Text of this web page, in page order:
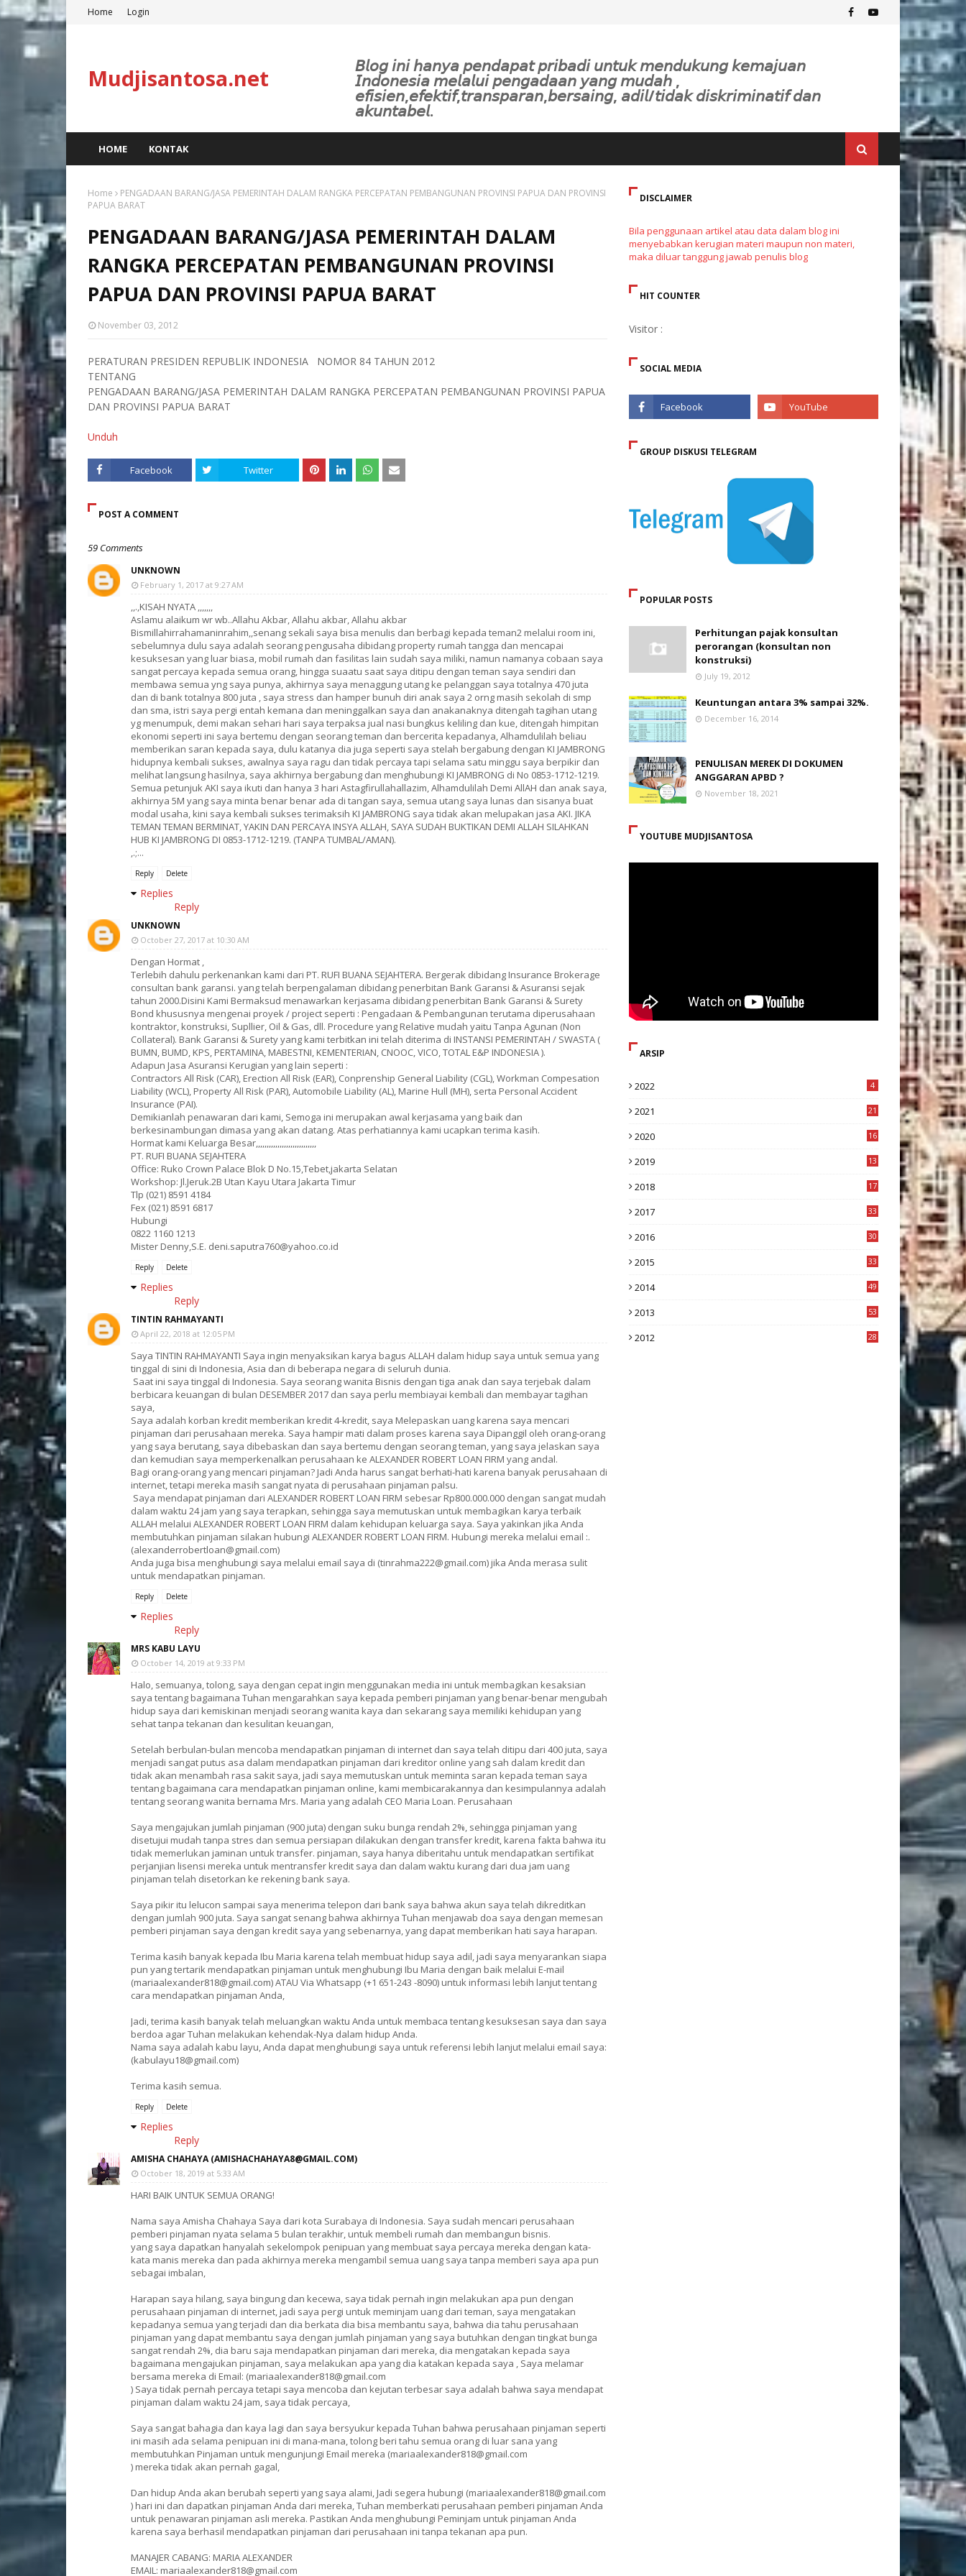
Home Login
Mudjisantosa.net 𝘉𝘭𝘰𝘨 𝘪𝘯𝘪 𝘩𝘢𝘯𝘺𝘢 𝘱𝘦𝘯𝘥𝘢𝘱𝘢𝘵 𝘱𝘳𝘪𝘣𝘢𝘥𝘪 𝘶𝘯𝘵𝘶𝘬 𝘮𝘦𝘯𝘥𝘶𝘬𝘶𝘯𝘨 𝘬𝘦𝘮𝘢𝘫𝘶𝘢𝘯
𝘐𝘯𝘥𝘰𝘯𝘦𝘴𝘪𝘢 𝘮𝘦𝘭𝘢𝘭𝘶𝘪 𝘱𝘦𝘯𝘨𝘢𝘥𝘢𝘢𝘯 𝘺𝘢𝘯𝘨 𝘮𝘶𝘥𝘢𝘩 ,
𝘦𝘧𝘪𝘴𝘪𝘦𝘯,𝘦𝘧𝘦𝘬𝘵𝘪𝘧,𝘵𝘳𝘢𝘯𝘴𝘱𝘢𝘳𝘢𝘯,𝘣𝘦𝘳𝘴𝘢𝘪𝘯𝘨, 𝘢𝘥𝘪𝘭/𝘵𝘪𝘥𝘢𝘬 𝘥𝘪𝘴𝘬𝘳𝘪𝘮𝘪𝘯𝘢𝘵𝘪𝘧 𝘥𝘢𝘯
𝘢𝘬𝘶𝘯𝘵𝘢𝘣𝘦𝘭.
HOME KONTAK
Home
PENGADAAN BARANG/JASA PEMERINTAH DALAM RANGKA PERCEPATAN PEMBANGUNAN PROVINSI PAPUA DAN PROVINSI
PAPUA BARAT
PENGADAAN BARANG/JASA PEMERINTAH DALAM
RANGKA PERCEPATAN PEMBANGUNAN PROVINSI
PAPUA DAN PROVINSI PAPUA BARAT
November 03, 2012
PERATURAN PRESIDEN REPUBLIK INDONESIA NOMOR 84 TAHUN 2012
TENTANG
PENGADAAN BARANG/JASA PEMERINTAH DALAM RANGKA PERCEPATAN PEMBANGUNAN PROVINSI PAPUA
DAN PROVINSI PAPUA BARAT
Unduh
Facebook Twitter
POST A COMMENT
59 Comments
UNKNOWN
February 1, 2017 at 9:27 AM
,,.,KISAH NYATA ,,,,,,,
Aslamu alaikum wr wb..Allahu Akbar, Allahu akbar, Allahu akbar
Bismillahirrahamaninrahim,,senang sekali saya bisa menulis dan berbagi kepada teman2 melalui room ini,
sebelumnya dulu saya adalah seorang pengusaha dibidang property rumah tangga dan mencapai
kesuksesan yang luar biasa, mobil rumah dan fasilitas lain sudah saya miliki, namun namanya cobaan saya
sangat percaya kepada semua orang, hingga suaatu saat saya ditipu dengan teman saya sendiri dan
membawa semua yng saya punya, akhirnya saya menaggung utang ke pelanggan saya totalnya 470 juta
dan di bank totalnya 800 juta , saya stress dan hamper bunuh diri anak saya 2 orng masih sekolah di smp
dan sma, istri saya pergi entah kemana dan meninggalkan saya dan anakanaknya ditengah tagihan utang
yg menumpuk, demi makan sehari hari saya terpaksa jual nasi bungkus keliling dan kue, ditengah himpitan
ekonomi seperti ini saya bertemu dengan seorang teman dan bercerita kepadanya, Alhamdulilah beliau
memberikan saran kepada saya, dulu katanya dia juga seperti saya stelah bergabung dengan KI JAMBRONG
hidupnya kembali sukses, awalnya saya ragu dan tidak percaya tapi selama satu minggu saya berpikir dan
melihat langsung hasilnya, saya akhirnya bergabung dan menghubungi KI JAMBRONG di No 0853-1712-1219.
Semua petunjuk AKI saya ikuti dan hanya 3 hari Astagfirullahallazim, Alhamdulilah Demi AllAH dan anak saya,
akhirnya 5M yang saya minta benar benar ada di tangan saya, semua utang saya lunas dan sisanya buat
modal usaha, kini saya kembali sukses terimaksih KI JAMBRONG saya tidak akan melupakan jasa AKI. JIKA
TEMAN TEMAN BERMINAT, YAKIN DAN PERCAYA INSYA ALLAH, SAYA SUDAH BUKTIKAN DEMI ALLAH SILAHKAN
HUB KI JAMBRONG DI 0853-1712-1219. (TANPA TUMBAL/AMAN).
,.;...
Reply Delete
Replies
Reply
UNKNOWN
October 27, 2017 at 10:30 AM
Dengan Hormat ,
Terlebih dahulu perkenankan kami dari PT. RUFI BUANA SEJAHTERA. Bergerak dibidang Insurance Brokerage
consultan bank garansi. yang telah berpengalaman dibidang penerbitan Bank Garansi & Asuransi sejak
tahun 2000.Disini Kami Bermaksud menawarkan kerjasama dibidang penerbitan Bank Garansi & Surety
Bond khususnya mengenai proyek / project seperti : Pengadaan & Pembangunan terutama diperusahaan
kontraktor, konstruksi, Supllier, Oil & Gas, dll. Procedure yang Relative mudah yaitu Tanpa Agunan (Non
Collateral). Bank Garansi & Surety yang kami terbitkan ini telah diterima di INSTANSI PEMERINTAH / SWASTA (
BUMN, BUMD, KPS, PERTAMINA, MABESTNI, KEMENTERIAN, CNOOC, VICO, TOTAL E&P INDONESIA ).
Adapun Jasa Asuransi Kerugian yang lain seperti :
Contractors All Risk (CAR), Erection All Risk (EAR), Conprenship General Liability (CGL), Workman Compesation
Liability (WCL), Property All Risk (PAR), Automobile Liability (AL), Marine Hull (MH), serta Personal Accident
Insurance (PAI).
Demikianlah penawaran dari kami, Semoga ini merupakan awal kerjasama yang baik dan
berkesinambungan dimasa yang akan datang. Atas perhatiannya kami ucapkan terima kasih.
Hormat kami Keluarga Besar,,,,,,,,,,,,,,,,,,,,,,,,,,,,
PT. RUFI BUANA SEJAHTERA
Office: Ruko Crown Palace Blok D No.15,Tebet,jakarta Selatan
Workshop: Jl.Jeruk.2B Utan Kayu Utara Jakarta Timur
Tlp (021) 8591 4184
Fex (021) 8591 6817
Hubungi
0822 1160 1213
Mister Denny,S.E. deni.saputra760@yahoo.co.id
Reply Delete
Replies
Reply
TINTIN RAHMAYANTI
April 22, 2018 at 12:05 PM
Saya TINTIN RAHMAYANTI Saya ingin menyaksikan karya bagus ALLAH dalam hidup saya untuk semua yang
tinggal di sini di Indonesia, Asia dan di beberapa negara di seluruh dunia.
Saat ini saya tinggal di Indonesia. Saya seorang wanita Bisnis dengan tiga anak dan saya terjebak dalam
berbicara keuangan di bulan DESEMBER 2017 dan saya perlu membiayai kembali dan membayar tagihan
saya,
Saya adalah korban kredit memberikan kredit 4-kredit, saya Melepaskan uang karena saya mencari
pinjaman dari perusahaan mereka. Saya hampir mati dalam proses karena saya Dipanggil oleh orang-orang
yang saya berutang, saya dibebaskan dan saya bertemu dengan seorang teman, yang saya jelaskan saya
dan kemudian saya memperkenalkan perusahaan ke ALEXANDER ROBERT LOAN FIRM yang andal.
Bagi orang-orang yang mencari pinjaman? Jadi Anda harus sangat berhati-hati karena banyak perusahaan di
internet, tetapi mereka masih sangat nyata di perusahaan pinjaman palsu.
Saya mendapat pinjaman dari ALEXANDER ROBERT LOAN FIRM sebesar Rp800.000.000 dengan sangat mudah
dalam waktu 24 jam yang saya terapkan, sehingga saya memutuskan untuk membagikan karya terbaik
ALLAH melalui ALEXANDER ROBERT LOAN FIRM dalam kehidupan keluarga saya. Saya yakinkan jika Anda
membutuhkan pinjaman silakan hubungi ALEXANDER ROBERT LOAN FIRM. Hubungi mereka melalui email :.
(alexanderrobertloan@gmail.com)
Anda juga bisa menghubungi saya melalui email saya di (tinrahma222@gmail.com) jika Anda merasa sulit
untuk mendapatkan pinjaman.
Reply Delete
Replies
Reply
MRS KABU LAYU
October 14, 2019 at 9:33 PM
Halo, semuanya, tolong, saya dengan cepat ingin menggunakan media ini untuk membagikan kesaksian
saya tentang bagaimana Tuhan mengarahkan saya kepada pemberi pinjaman yang benar-benar mengubah
hidup saya dari kemiskinan menjadi seorang wanita kaya dan sekarang saya memiliki kehidupan yang
sehat tanpa tekanan dan kesulitan keuangan,
Setelah berbulan-bulan mencoba mendapatkan pinjaman di internet dan saya telah ditipu dari 400 juta, saya
menjadi sangat putus asa dalam mendapatkan pinjaman dari kreditor online yang sah dalam kredit dan
tidak akan menambah rasa sakit saya, jadi saya memutuskan untuk meminta saran kepada teman saya
tentang bagaimana cara mendapatkan pinjaman online, kami membicarakannya dan kesimpulannya adalah
tentang seorang wanita bernama Mrs. Maria yang adalah CEO Maria Loan. Perusahaan
Saya mengajukan jumlah pinjaman (900 juta) dengan suku bunga rendah 2%, sehingga pinjaman yang
disetujui mudah tanpa stres dan semua persiapan dilakukan dengan transfer kredit, karena fakta bahwa itu
tidak memerlukan jaminan untuk transfer. pinjaman, saya hanya diberitahu untuk mendapatkan sertifikat
perjanjian lisensi mereka untuk mentransfer kredit saya dan dalam waktu kurang dari dua jam uang
pinjaman telah disetorkan ke rekening bank saya.
Saya pikir itu lelucon sampai saya menerima telepon dari bank saya bahwa akun saya telah dikreditkan
dengan jumlah 900 juta. Saya sangat senang bahwa akhirnya Tuhan menjawab doa saya dengan memesan
pemberi pinjaman saya dengan kredit saya yang sebenarnya, yang dapat memberikan hati saya harapan.
Terima kasih banyak kepada Ibu Maria karena telah membuat hidup saya adil, jadi saya menyarankan siapa
pun yang tertarik mendapatkan pinjaman untuk menghubungi Ibu Maria dengan baik melalui E-mail
(mariaalexander818@gmail.com) ATAU Via Whatsapp (+1 651-243 -8090) untuk informasi lebih lanjut tentang
cara mendapatkan pinjaman Anda,
Jadi, terima kasih banyak telah meluangkan waktu Anda untuk membaca tentang kesuksesan saya dan saya
berdoa agar Tuhan melakukan kehendak-Nya dalam hidup Anda.
Nama saya adalah kabu layu, Anda dapat menghubungi saya untuk referensi lebih lanjut melalui email saya:
(kabulayu18@gmail.com)
Terima kasih semua.
Reply Delete
Replies
Reply
AMISHA CHAHAYA (AMISHACHAHAYA8@GMAIL.COM)
October 18, 2019 at 5:33 AM
HARI BAIK UNTUK SEMUA ORANG!
Nama saya Amisha Chahaya Saya dari kota Surabaya di Indonesia. Saya sudah mencari perusahaan
pemberi pinjaman nyata selama 5 bulan terakhir, untuk membeli rumah dan membangun bisnis.
yang saya dapatkan hanyalah sekelompok penipuan yang membuat saya percaya mereka dengan kata-
kata manis mereka dan pada akhirnya mereka mengambil semua uang saya tanpa memberi saya apa pun
sebagai imbalan,
Harapan saya hilang, saya bingung dan kecewa, saya tidak pernah ingin melakukan apa pun dengan
perusahaan pinjaman di internet, jadi saya pergi untuk meminjam uang dari teman, saya mengatakan
kepadanya semua yang terjadi dan dia berkata dia bisa membantu saya, bahwa dia tahu perusahaan
pinjaman yang dapat membantu saya dengan jumlah pinjaman yang saya butuhkan dengan tingkat bunga
sangat rendah 2%, dia baru saja mendapatkan pinjaman dari mereka, dia mengatakan kepada saya
bagaimana mengajukan pinjaman, saya melakukan apa yang dia katakan kepada saya , Saya melamar
bersama mereka di Email: (mariaalexander818@gmail.com
) Saya tidak pernah percaya tetapi saya mencoba dan kejutan terbesar saya adalah bahwa saya mendapat
pinjaman dalam waktu 24 jam, saya tidak percaya,
Saya sangat bahagia dan kaya lagi dan saya bersyukur kepada Tuhan bahwa perusahaan pinjaman seperti
ini masih ada selama penipuan ini di mana-mana, tolong beri tahu semua orang di luar sana yang
membutuhkan Pinjaman untuk mengunjungi Email mereka (mariaalexander818@gmail.com
) mereka tidak akan pernah gagal,
Dan hidup Anda akan berubah seperti yang saya alami, Jadi segera hubungi (mariaalexander818@gmail.com
) hari ini dan dapatkan pinjaman Anda dari mereka, Tuhan memberkati perusahaan pemberi pinjaman Anda
untuk penawaran pinjaman asli mereka. Pastikan Anda menghubungi Peminjam untuk pinjaman Anda
karena saya berhasil mendapatkan pinjaman dari perusahaan ini tanpa tekanan apa pun.
MANAJER CABANG: MARIA ALEXANDER
EMAIL: mariaalexander818@gmail.com
DISCLAIMER
Bila penggunaan artikel atau data dalam blog ini
menyebabkan kerugian materi maupun non materi,
maka diluar tanggung jawab penulis blog
HIT COUNTER
Visitor :
SOCIAL MEDIA
GROUP DISKUSI TELEGRAM
POPULAR POSTS
Perhitungan pajak konsultan
perorangan (konsultan non
konstruksi)
July 19, 2012
Keuntungan antara 3% sampai 32%.
December 16, 2014
PENULISAN MEREK DI DOKUMEN
ANGGARAN APBD ?
November 18, 2021
YOUTUBE MUDJISANTOSA
ARSIP
2022 4
2021 21
2020
16
2019
13
2018
17
2017
33
2016
30
2015
33
2014
49
2013
53
2012
28